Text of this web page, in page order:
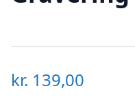
kr. 139,00